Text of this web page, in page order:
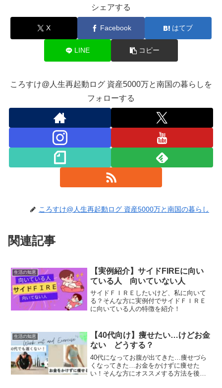
シェアする
X Facebook はてブ
LINE コピー
ころすけ@人生再起動ログ 資産5000万と南国の暮らしを
フォローする
ころすけ@人生再起動ログ 資産5000万と南国の暮らし
関連記事
生活の知恵
【実例紹介】サイドFIREに向い
ている人 向いていない人
サイドＦＩＲＥしたいけど、私に向いて
る？そんな方に実例付でサイドＦＩＲＥ
に向いている人の特徴を紹介！
生活の知恵
【40代向け】痩せたい…けどお金
ない どうする？
40代になってお腹が出てきた…痩せづら
くなってきた…お金をかけずに痩せた
い！そんな方にオススメする方法を後